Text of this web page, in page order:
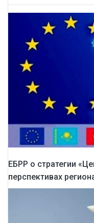
ЕБРР о стратегии
перспективах